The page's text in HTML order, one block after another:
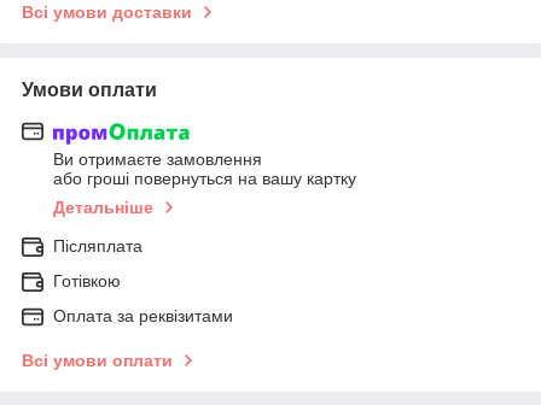
Всі умови доставки
Умови оплати
Ви отримаєте замовлення
або гроші повернуться на вашу картку
Детальніше
Післяплата
Готівкою
Оплата за реквізитами
Всі умови оплати